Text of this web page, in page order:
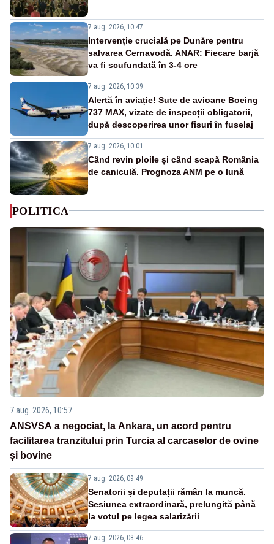
7 aug. 2026, 10:47
Intervenție crucială pe Dunăre pentru
salvarea Cernavodă. ANAR: Fiecare barjă
va fi scufundată în 3-4 ore
7 aug. 2026, 10:39
Alertă în aviație! Sute de avioane Boeing
737 MAX, vizate de inspecții obligatorii,
după descoperirea unor fisuri în fuselaj
7 aug. 2026, 10:01
Când revin ploile și când scapă România
de caniculă. Prognoza ANM pe o lună
POLITICA
7 aug. 2026, 10:57
ANSVSA a negociat, la Ankara, un acord pentru
facilitarea tranzitului prin Turcia al carcaselor de ovine
și bovine
7 aug. 2026, 09:49
Senatorii și deputații rămân la muncă.
Sesiunea extraordinară, prelungită până
la votul pe legea salarizării
7 aug. 2026, 08:46